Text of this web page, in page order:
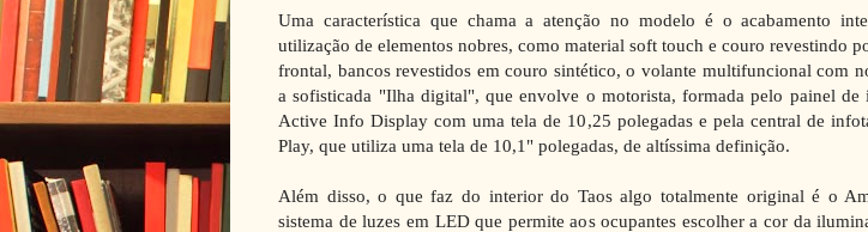
Uma característica que chama a atenção no modelo é o acabamento
utilização de elementos nobres, como material soft touch e couro revestindo
frontal, bancos revestidos em couro sintético, o volante multifuncional com
a sofisticada "Ilha digital", que envolve o motorista, formada pelo painel de
Active Info Display com uma tela de 10,25 polegadas e pela central de
Play, que utiliza uma tela de 10,1" polegadas, de altíssima definição.
Além disso, o que faz do interior do Taos algo totalmente original é o
sistema de luzes em LED que permite aos ocupantes escolher a cor da